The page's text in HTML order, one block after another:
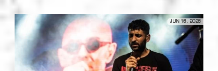
JUN 16, 2026